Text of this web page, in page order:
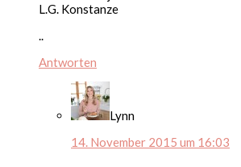
L.G. Konstanze
..
Antworten
Lynn
14. November 2015 um 16:03